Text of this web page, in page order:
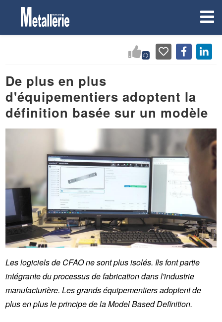
De plus en plus
d'équipementiers adoptent la
définition basée sur un modèle
Les logiciels de CFAO ne sont plus isolés. Ils font partie
intégrante du processus de fabrication dans l'industrie
manufacturière. Les grands équipementiers adoptent de
plus en plus le principe de la Model Based Definition.